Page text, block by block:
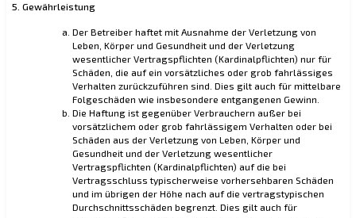
5. Gewährleistung
Der Betreiber haftet mit Ausnahme der Verletzung von
Leben, Körper und Gesundheit und der Verletzung
wesentlicher Vertragspflichten (Kardinalpflichten) nur für
Schäden, die auf ein vorsätzliches oder grob fahrlässiges
Verhalten zurückzuführen sind. Dies gilt auch für mittelbare
Folgeschäden wie insbesondere entgangenen Gewinn.
Die Haftung ist gegenüber Verbrauchern außer bei
vorsätzlichem oder grob fahrlässigem Verhalten oder bei
Schäden aus der Verletzung von Leben, Körper und
Gesundheit und der Verletzung wesentlicher
Vertragspflichten (Kardinalpflichten) auf die bei
Vertragsschluss typischerweise vorhersehbaren Schäden
und im übrigen der Höhe nach auf die vertragstypischen
Durchschnittsschäden begrenzt. Dies gilt auch für